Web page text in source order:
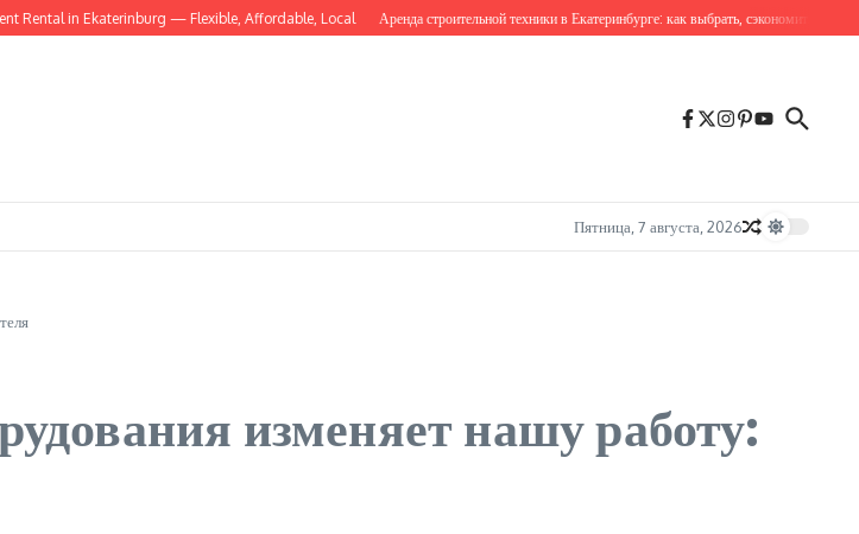
in Ekaterinburg — Flexible, Affordable, Local Аренда строительной техники в Екатеринбурге: как выбрать, сэкономить и не
Пятница, 7 августа, 2026
изменяет нашу работу: